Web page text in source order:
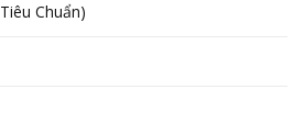
Chuẩn)